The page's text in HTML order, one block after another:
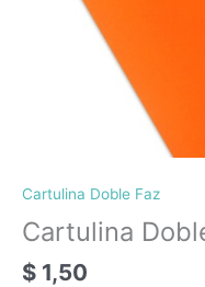
Cartulina Doble Faz
Cartulina
$ 1,50